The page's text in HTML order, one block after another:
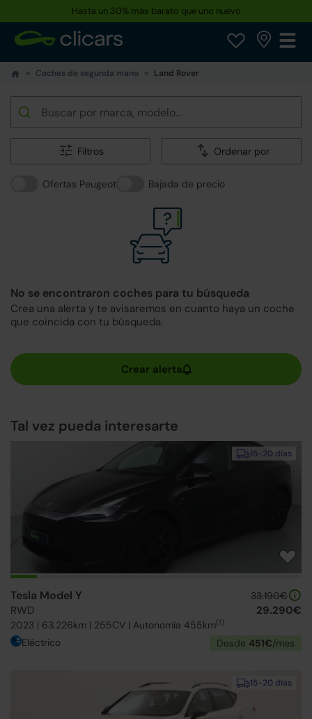
Hasta un 30% más barato que uno nuevo
Coches de segunda mano Land Rover
Filtros Ordenar por
Ofertas Peugeot Bajada de precio
No se encontraron coches para tu búsqueda
Crea una alerta y te avisaremos en cuanto haya un coche
que coincida con tu búsqueda.
Tal vez pueda interesarte
15-20 días
Tesla Model Y
RWD
2023 | 63.226km | 255CV | Autonomía 455km(1)
33.190€
29.290€
Eléctrico Desde 451€/mes
15-20 días